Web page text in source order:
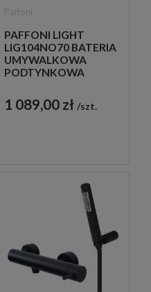
PAFFONI LIGHT
LIG104NO70 BATERIA
UMYWALKOWA
PODTYNKOWA
CZARNA
1 089,00 zł szt.